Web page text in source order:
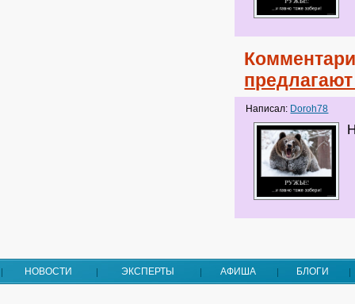
Написал: Doroh78
НОВОСТИ ЭКСПЕРТЫ АФИША БЛОГИ